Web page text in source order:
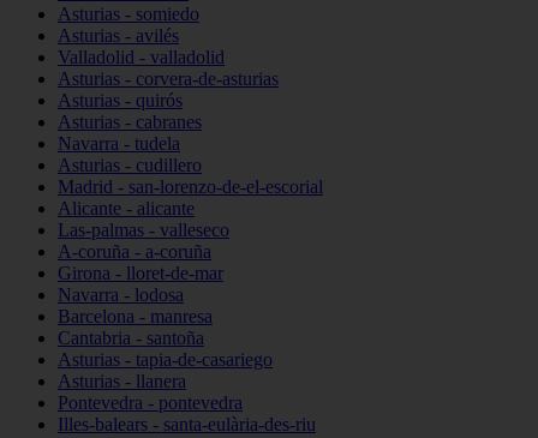
Asturias - somiedo
Asturias - avilés
Valladolid - valladolid
Asturias - corvera-de-asturias
Asturias - quirós
Asturias - cabranes
Navarra - tudela
Asturias - cudillero
Madrid - san-lorenzo-de-el-escorial
Alicante - alicante
Las-palmas - valleseco
A-coruña - a-coruña
Girona - lloret-de-mar
Navarra - lodosa
Barcelona - manresa
Cantabria - santoña
Asturias - tapia-de-casariego
Asturias - llanera
Pontevedra - pontevedra
Illes-balears - santa-eulària-des-riu